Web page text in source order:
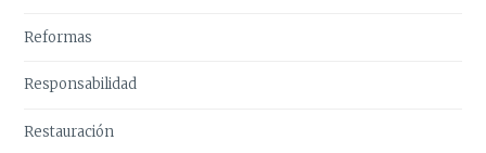
Reformas
Responsabilidad
Restauración